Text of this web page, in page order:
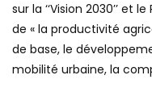
sur la ‘‘Vision 2030’’ et
de « la productivité
de base, le
mobilité urbaine, la